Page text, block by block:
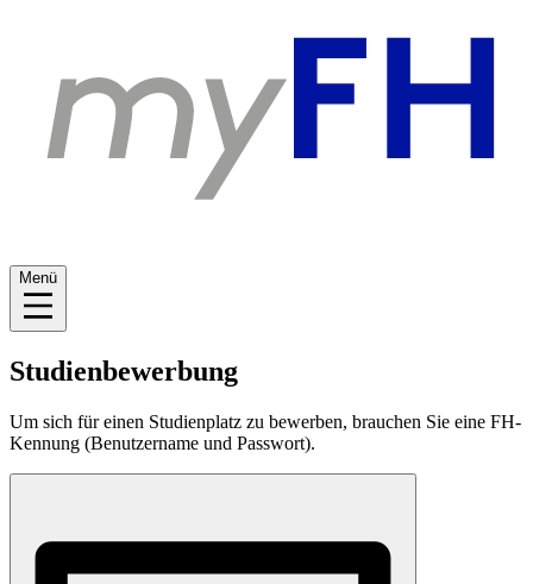
Menü
Studienbewerbung
Um sich für einen Studienplatz zu bewerben, brauchen Sie eine FH-
Kennung (Benutzername und Passwort).